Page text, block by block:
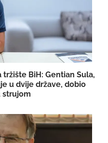
BiH: Gentian Sula,
u dvije države, dobio
strujom